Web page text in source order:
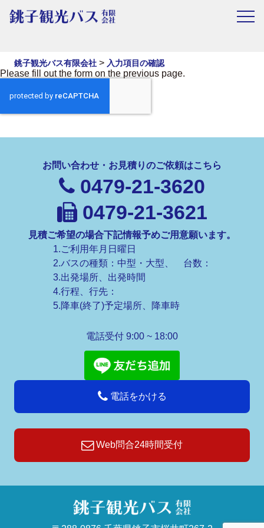
銚子観光バス有限会社 > 入力項目の確認
Please fill out the form on the previous page.
お問い合わせ・お見積りのご依頼はこちら
0479-21-3620
0479-21-3621
見積ご希望の場合下記情報予めご用意願います。
1.ご利用年月日曜日
2.バスの種類：中型・大型、 台数：
3.出発場所、出発時間
4.行程、行先：
5.降車(終了)予定場所、降車時
電話受付 9:00 ~ 18:00
電話をかける
Web問合24時間受付